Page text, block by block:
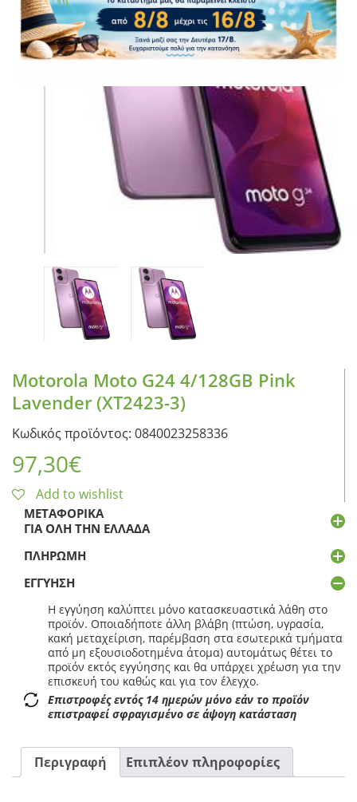
CASE FANS
LIQUID COOLERS
ΟΙΚΙΑΚΕΣ ΣΥΣΚΕΥΕΣ
ΠΡΟΣΩΠΙΚΗ ΦΡΟΝΤΙΔΑ
Motorola Moto G24 4/128GB Pink
Lavender (XT2423-3)
Κωδικός προϊόντος: 0840023258336
97,30€
Add to wishlist
ΜΕΤΑΦΟΡΙΚΆ
ΓΙΑ ΌΛΗ ΤΗΝ ΕΛΛΆΔΑ
ΠΛΗΡΩΜΉ
ΕΓΓΎΗΣΗ
Η εγγύηση καλύπτει μόνο κατασκευαστικά λάθη στο
προϊόν. Οποιαδήποτε άλλη βλάβη (πτώση, υγρασία,
κακή μεταχείριση, παρέμβαση στα εσωτερικά τμήματα
από μη εξουσιοδοτημένα άτομα) αυτομάτως θέτει το
προϊόν εκτός εγγύησης και θα υπάρχει χρέωση για την
επισκευή του καθώς και για τον έλεγχο.
Επιστροφές εντός 14 ημερών μόνο εάν το προϊόν
επιστραφεί σφραγισμένο σε άψογη κατάσταση
Περιγραφή Επιπλέον πληροφορίες